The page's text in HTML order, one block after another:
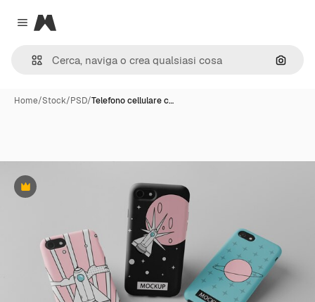
Close menu
Magnific
Cerca
Home/Stock/PSD/Telefono cellulare c…
Premium